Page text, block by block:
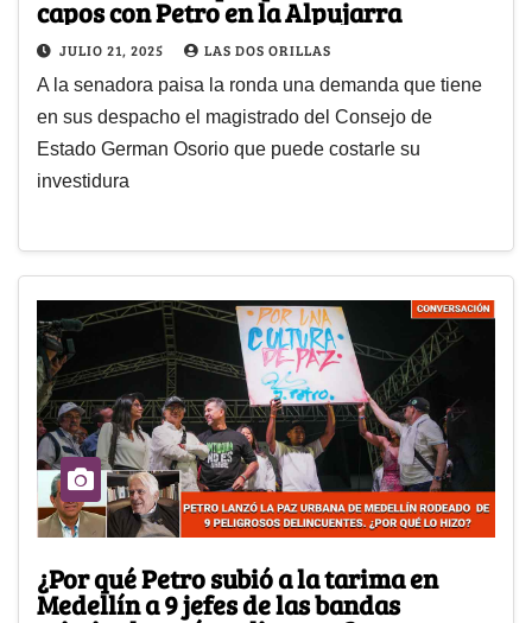
capos con Petro en la Alpujarra
JULIO 21, 2025 LAS DOS ORILLAS
A la senadora paisa la ronda una demanda que tiene
en sus despacho el magistrado del Consejo de
Estado German Osorio que puede costarle su
investidura
¿Por qué Petro subió a la tarima en
Medellín a 9 jefes de las bandas